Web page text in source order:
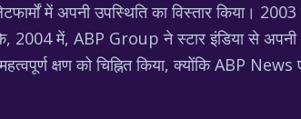
में अपनी उपस्थिति का विस्तार किया।
2004 में, ABP Group ने स्टार इंडिया से
क्षण को चिह्नित किया, क्योंकि ABP